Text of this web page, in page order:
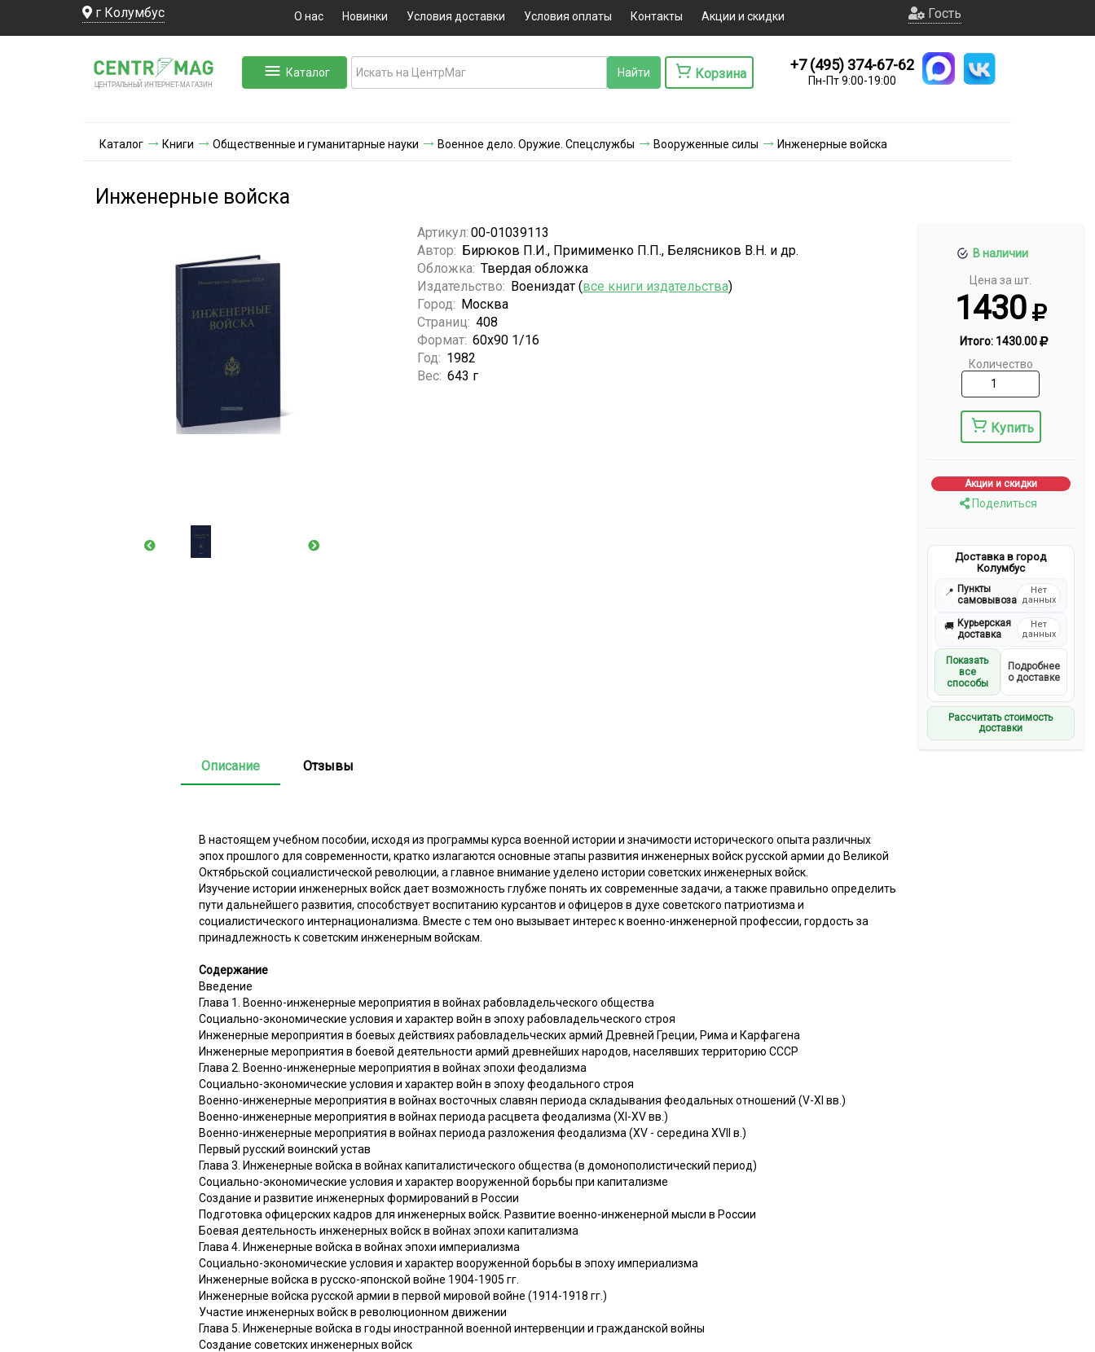
г Колумбус О нас Новинки Условия доставки Условия оплаты Контакты Акции и скидки Гость
ЦЕНТРАЛЬНЫЙ ИНТЕРНЕТ-МА ГАЗИН
Каталог Корзина
+7 (495) 374-67-62
Пн-Пт 9:00-19:00
Каталог Книги Общественные и гуманитарные науки Военное дело. Оружие. Спецслужбы Вооруженные силы Инженерные войска
Инженерные войска
В наличии
Цена за шт.
1430
Итого: 1430.00
Количество
Купить
Акции и скидки
Поделиться
Доставка в город
Колумбус
📍 Пункты
самовывоза
Нет
данных
🚚 Курьерская
доставка
Нет
данных
Показать
все
способы
Подробнее
о доставке
Рассчитать стоимость
доставки
Артикул: 00-01039113
Автор: Бирюков П.И., Примименко П.П., Белясников В.Н. и др.
Обложка: Твердая обложка
Издательство: Воениздат (все книги издательства)
Город: Москва
Страниц: 408
Формат: 60х90 1/16
Год: 1982
Вес: 643 г
Описание Отзывы
В настоящем учебном пособии, исходя из программы курса военной истории и значимости исторического опыта различных
эпох прошлого для современности, кратко излагаются основные этапы развития инженерных войск русской армии до Великой
Октябрьской социалистической революции, а главное внимание уделено истории советских инженерных войск.
Изучение истории инженерных войск дает возможность глубже понять их современные задачи, а также правильно определить
пути дальнейшего развития, способствует воспитанию курсантов и офицеров в духе советского патриотизма и
социалистического интернационализма. Вместе с тем оно вызывает интерес к военно-инженерной профессии, гордость за
принадлежность к советским инженерным войскам.
Содержание
Введение
Глава 1. Военно-инженерные мероприятия в войнах рабовладельческого общества
Социально-экономические условия и характер войн в эпоху рабовладельческого строя
Инженерные мероприятия в боевых действиях рабовладельческих армий Древней Греции, Рима и Карфагена
Инженерные мероприятия в боевой деятельности армий древнейших народов, населявших территорию СССР
Глава 2. Военно-инженерные мероприятия в войнах эпохи феодализма
Социально-экономические условия и характер войн в эпоху феодального строя
Военно-инженерные мероприятия в войнах восточных славян периода складывания феодальных отношений (V-XI вв.)
Военно-инженерные мероприятия в войнах периода расцвета феодализма (XI-XV вв.)
Военно-инженерные мероприятия в войнах периода разложения феодализма (XV - середина XVII в.)
Первый русский воинский устав
Глава 3. Инженерные войска в войнах капиталистического общества (в домонополистический период)
Социально-экономические условия и характер вооруженной борьбы при капитализме
Создание и развитие инженерных формирований в России
Подготовка офицерских кадров для инженерных войск. Развитие военно-инженерной мысли в России
Боевая деятельность инженерных войск в войнах эпохи капитализма
Глава 4. Инженерные войска в войнах эпохи империализма
Социально-экономические условия и характер вооруженной борьбы в эпоху империализма
Инженерные войска в русско-японской войне 1904-1905 гг.
Инженерные войска русской армии в первой мировой войне (1914-1918 гг.)
Участие инженерных войск в революционном движении
Глава 5. Инженерные войска в годы иностранной военной интервенции и гражданской войны
Создание советских инженерных войск